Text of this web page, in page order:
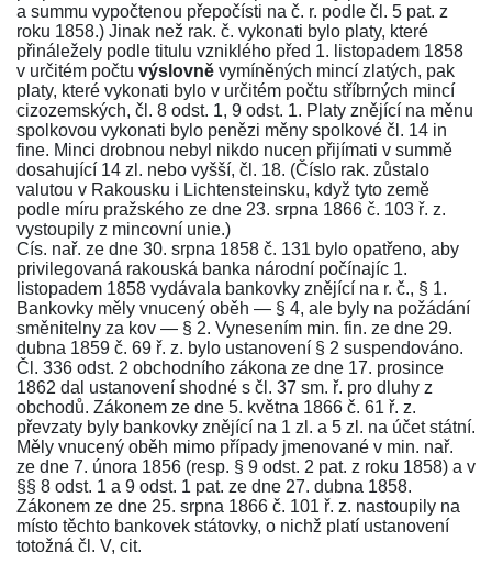
a summu vypočtenou přepočísti na č. r. podle čl. 5 pat. z
roku 1858.) Jinak než rak. č. vykonati bylo platy, které
přináležely podle titulu vzniklého před 1. listopadem 1858
v určitém počtu výslovně vymíněných mincí zlatých, pak
platy, které vykonati bylo v určitém počtu stříbrných mincí
cizozemských, čl. 8 odst. 1, 9 odst. 1. Platy znějící na měnu
spolkovou vykonati bylo penězi měny spolkové čl. 14 in
fine. Minci drobnou nebyl nikdo nucen přijímati v summě
dosahující 14 zl. nebo vyšší, čl. 18. (Číslo rak. zůstalo
valutou v Rakousku i Lichtensteinsku, když tyto země
podle míru pražského ze dne 23. srpna 1866 č. 103 ř. z.
vystoupily z mincovní unie.)
Cís. nař. ze dne 30. srpna 1858 č. 131 bylo opatřeno, aby
privilegovaná rakouská banka národní počínajíc 1.
listopadem 1858 vydávala bankovky znějící na r. č., § 1.
Bankovky měly vnucený oběh — § 4, ale byly na požádání
směnitelny za kov — § 2. Vynesením min. fin. ze dne 29.
dubna 1859 č. 69 ř. z. bylo ustanovení § 2 suspendováno.
Čl. 336 odst. 2 obchodního zákona ze dne 17. prosince
1862 dal ustanovení shodné s čl. 37 sm. ř. pro dluhy z
obchodů. Zákonem ze dne 5. května 1866 č. 61 ř. z.
převzaty byly bankovky znějící na 1 zl. a 5 zl. na účet státní.
Měly vnucený oběh mimo případy jmenované v min. nař.
ze dne 7. února 1856 (resp. § 9 odst. 2 pat. z roku 1858) a v
§§ 8 odst. 1 a 9 odst. 1 pat. ze dne 27. dubna 1858.
Zákonem ze dne 25. srpna 1866 č. 101 ř. z. nastoupily na
místo těchto bankovek státovky, o nichž platí ustanovení
totožná čl. V, cit.